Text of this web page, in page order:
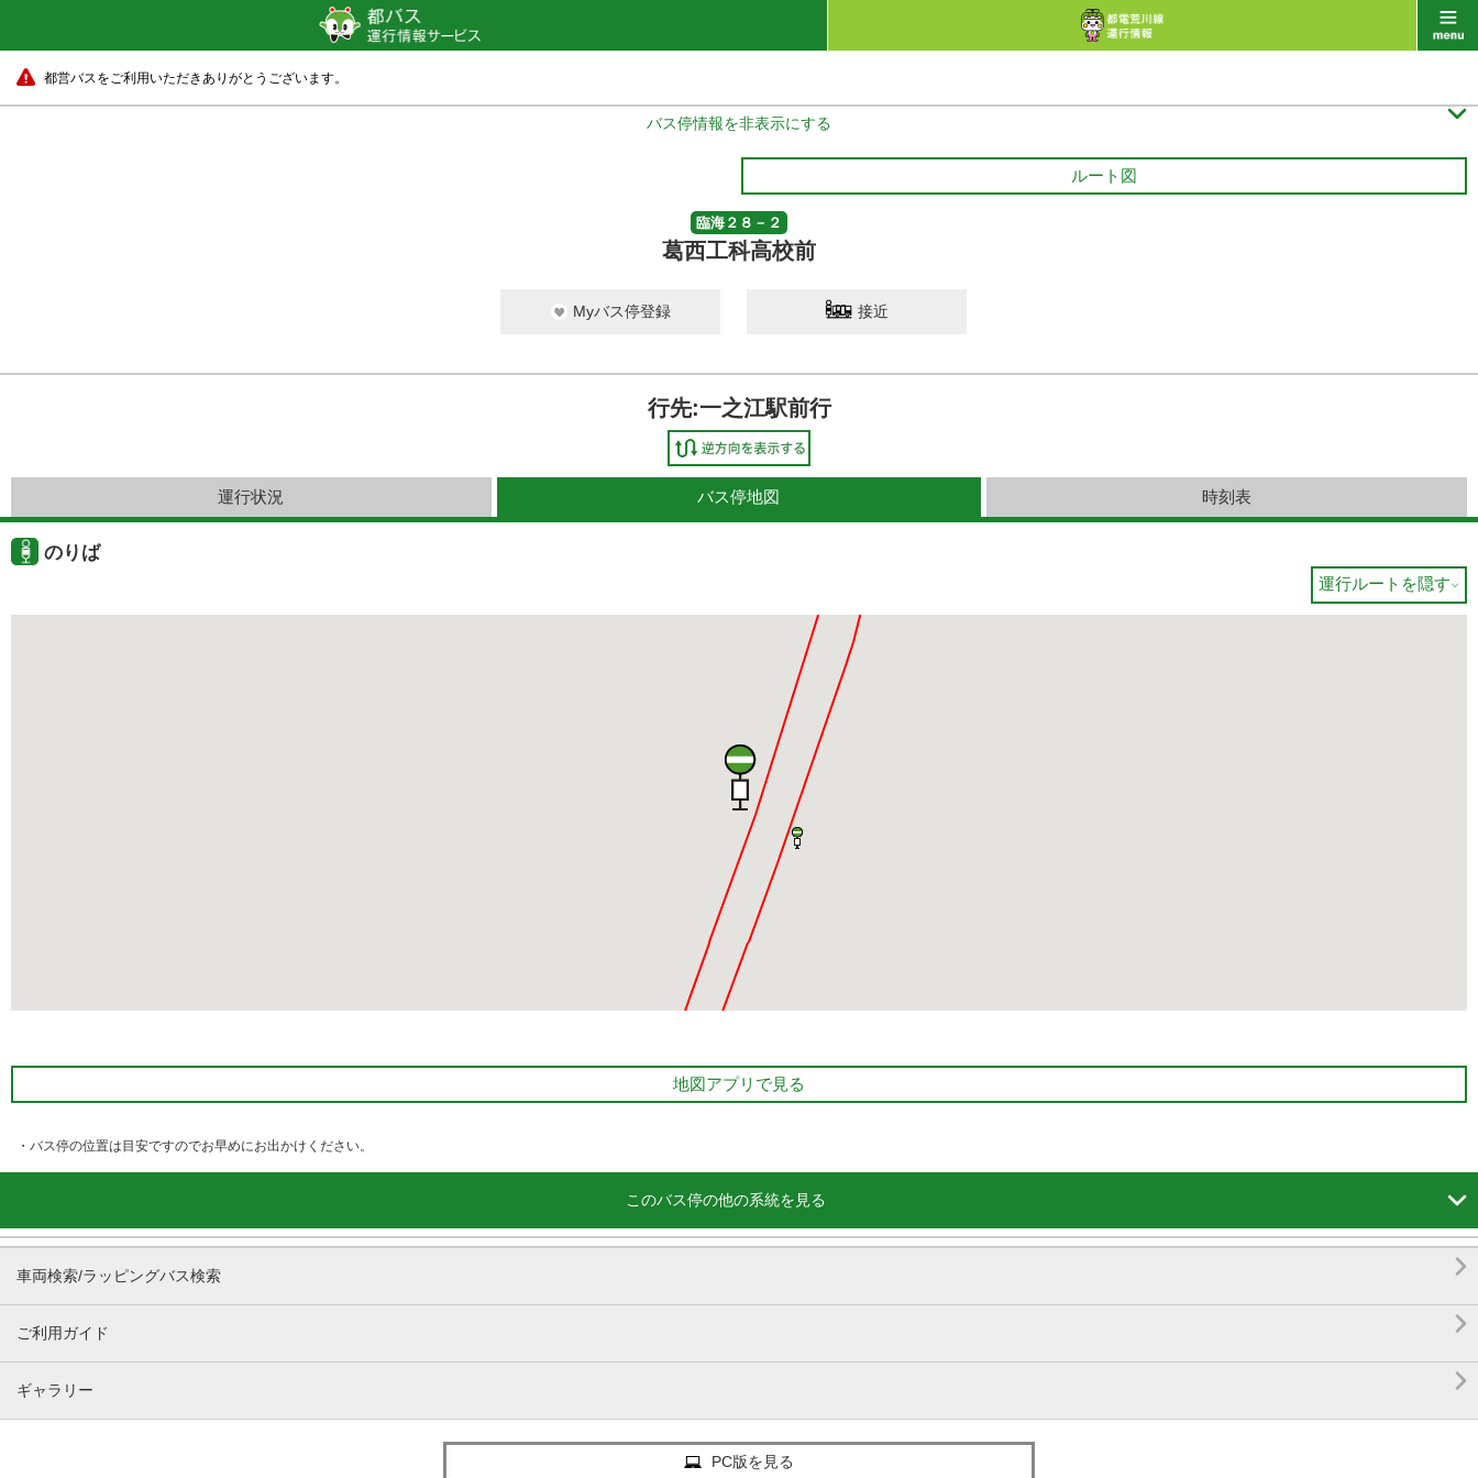
都営バスをご利用いただきありがとうございます。
バス停情報を非表示にする 
ルート図
臨海２８－２
葛西工科高校前
Myバス停登録 接近
行先:一之江駅前行
運行状況 バス停地図 時刻表
のりば
運行ルートを隠す
地図アプリで見る
・バス停の位置は目安ですのでお早めにお出かけください。
このバス停の他の系統を見る 
車両検索/ラッピングバス検索 
ご利用ガイド 
ギャラリー 
PC版を見る